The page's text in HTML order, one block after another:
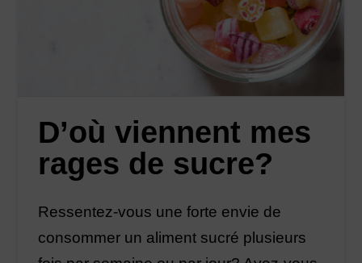
D’où viennent mes
rages de sucre?
Ressentez-vous une forte envie de
consommer un aliment sucré plusieurs